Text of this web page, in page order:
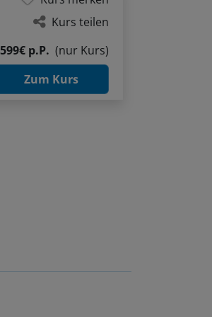
Kurs teilen
599€ p.P.
(nur Kurs)
Zum Kurs